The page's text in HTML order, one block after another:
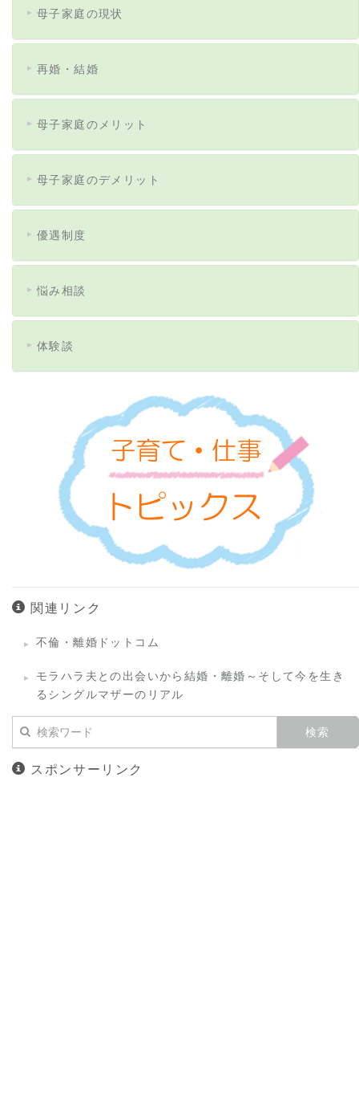
母子家庭の現状
再婚・結婚
母子家庭のメリット
母子家庭のデメリット
優遇制度
悩み相談
体験談
関連リンク
不倫・離婚ドットコム
モラハラ夫との出会いから結婚・離婚～そして今を生き
るシングルマザーのリアル
スポンサーリンク